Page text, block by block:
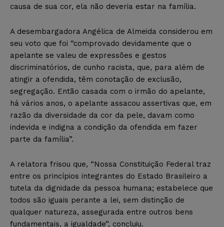
causa de sua cor, ela não deveria estar na família.
A desembargadora Angélica de Almeida considerou em
seu voto que foi “comprovado devidamente que o
apelante se valeu de expressões e gestos
discriminatórios, de cunho racista, que, para além de
atingir a ofendida, têm conotação de exclusão,
segregação. Então casada com o irmão do apelante,
há vários anos, o apelante assacou assertivas que, em
razão da diversidade da cor da pele, davam como
indevida e indigna a condição da ofendida em fazer
parte da família”.
A relatora frisou que, “Nossa Constituição Federal traz
entre os princípios integrantes do Estado Brasileiro a
tutela da dignidade da pessoa humana; estabelece que
todos são iguais perante a lei, sem distinção de
qualquer natureza, assegurada entre outros bens
fundamentais, a igualdade”, concluiu.